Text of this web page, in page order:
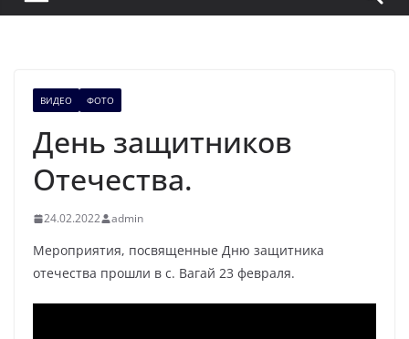
ВИДЕО ФОТО
День защитников
Отечества.
24.02.2022 admin
Мероприятия, посвященные Дню защитника
отечества прошли в с. Вагай 23 февраля.